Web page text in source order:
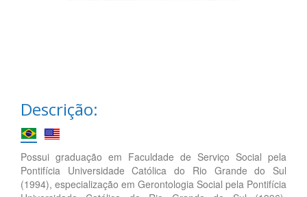
Descrição:
Possui graduação em Faculdade de Serviço Social pela
Pontifícia Universidade Católica do Rio Grande do Sul
(1994), especialização em Gerontologia Social pela Pontifícia